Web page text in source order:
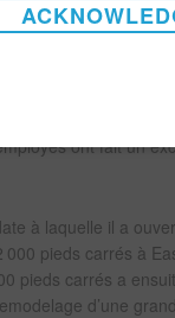
même depuis
organisé par
pour la restaurer
de faire
ont fait un
à laquelle il a
pieds carrés à
pieds carrés a
d’une